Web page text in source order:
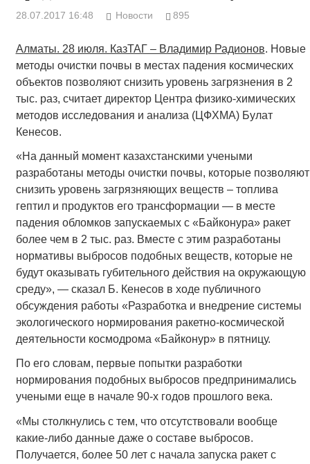
28.07.2017 16:48 Новости 895
Алматы. 28 июля. КазТАГ – Владимир Радионов. Новые
методы очистки почвы в местах падения космических
объектов позволяют снизить уровень загрязнения в 2
тыс. раз, считает директор Центра физико-химических
методов исследования и анализа (ЦФХМА) Булат
Кенесов.
«На данный момент казахстанскими учеными
разработаны методы очистки почвы, которые позволяют
снизить уровень загрязняющих веществ – топлива
гептил и продуктов его трансформации — в месте
падения обломков запускаемых с «Байконура» ракет
более чем в 2 тыс. раз. Вместе с этим разработаны
нормативы выбросов подобных веществ, которые не
будут оказывать губительного действия на окружающую
среду», — сказал Б. Кенесов в ходе публичного
обсуждения работы «Разработка и внедрение системы
экологического нормирования ракетно-космической
деятельности космодрома «Байконур» в пятницу.
По его словам, первые попытки разработки
нормирования подобных выбросов предпринимались
учеными еще в начале 90-х годов прошлого века.
«Мы столкнулись с тем, что отсутствовали вообще
какие-либо данные даже о составе выбросов.
Получается, более 50 лет с начала запуска ракет с